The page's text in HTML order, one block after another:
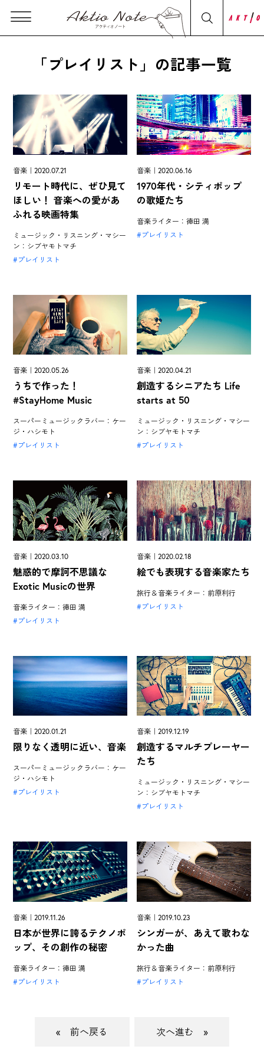
「プレイリスト」の記事一覧
音楽｜2020.07.21
リモート時代に、ぜひ見て
ほしい！ 音楽への愛があ
ふれる映画特集
ミュージック・リスニング・マシー
ン：シブヤモトマチ
プレイリスト
音楽｜2020.06.16
1970年代・シティポップ
の歌姫たち
音楽ライター：徳田 満
プレイリスト
音楽｜2020.05.26
うちで作った！
#StayHome Music
スーパーミュージックラバー：ケー
ジ・ハシモト
プレイリスト
音楽｜2020.04.21
創造するシニアたち Life
starts at 50
ミュージック・リスニング・マシー
ン：シブヤモトマチ
プレイリスト
音楽｜2020.03.10
魅惑的で摩訶不思議な
Exotic Musicの世界
音楽ライター：徳田 満
プレイリスト
音楽｜2020.02.18
絵でも表現する音楽家たち
旅行＆音楽ライター：前原利行
プレイリスト
音楽｜2020.01.21
限りなく透明に近い、音楽
スーパーミュージックラバー：ケー
ジ・ハシモト
プレイリスト
音楽｜2019.12.19
創造するマルチプレーヤー
たち
ミュージック・リスニング・マシー
ン：シブヤモトマチ
プレイリスト
音楽｜2019.11.26
日本が世界に誇るテクノポ
ップ、その創作の秘密
音楽ライター：徳田 満
プレイリスト
音楽｜2019.10.23
シンガーが、あえて歌わな
かった曲
旅行＆音楽ライター：前原利行
プレイリスト
« »